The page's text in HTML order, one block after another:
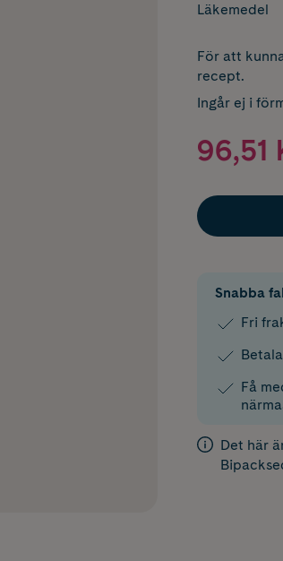
Läkemedel
För att
recept.
Ingår ej i
96,51
Snabba
Fri
Få
Det här